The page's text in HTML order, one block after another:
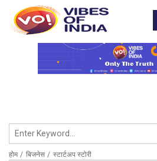
होम बिजनेस स्टार्टअप स्टोरी